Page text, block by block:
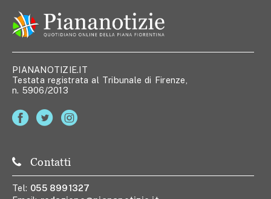
PIANANOTIZIE.IT
Testata registrata al Tribunale di Firenze,
n. 5906/2013
Contatti
Tel: 055 8991327